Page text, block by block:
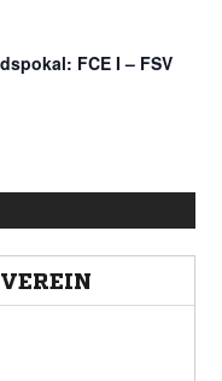
FCE I – FSV